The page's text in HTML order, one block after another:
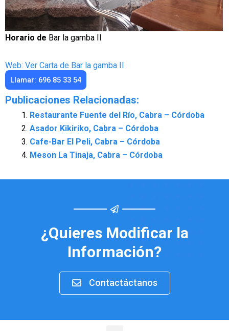
Horario de Bar la gamba II
Web: Ver Carta de Bar la gamba II
Llamar: 696 85 33 54
Publicaciones Relacionadas:
Restaurante Fuente del Río, Cabra – Córdoba
Asador Kikiriko, Cabra – Córdoba
Cafe-Bar El Peli, Cabra – Córdoba
Meson La Tinaja, Cabra – Córdoba
¿Quieres Modificar la
Información?
Contactáctanos